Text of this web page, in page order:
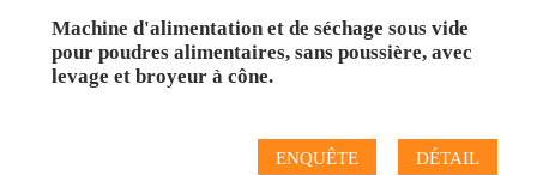
Machine d'alimentation et de séchage sous vide
pour poudres alimentaires, sans poussière, avec
levage et broyeur à cône.
ENQUÊTE DÉTAIL